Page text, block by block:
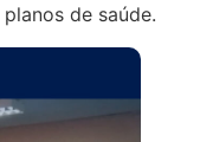
de saúde.